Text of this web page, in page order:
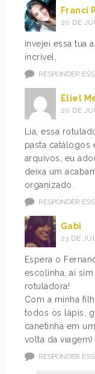
Franci
20 DE
invejei essa tua
incrível,
RESPONDER
Eliel
20 DE
Lia, essa
pasta catálogos
arquivos, eu
deixa um
organizado.
RESPONDER
Gabi
23 DE
Espera o
escolinha, aí
rotuladora!
Com a minha
todos os lápis,
canetinha em
volta da
RESPONDER